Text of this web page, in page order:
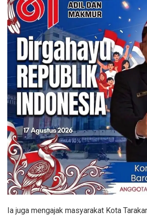
Ia juga mengajak masyarakat Kota